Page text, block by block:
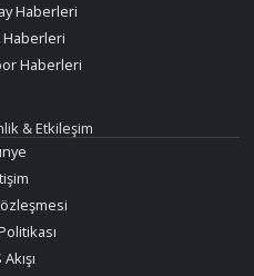
Haberleri
Haberleri
Haberleri
& Etkileşim